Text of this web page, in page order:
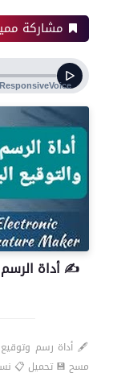
مشاركة
✍️ أداة
🖋️ أداة رسم
مسح 💾 تحميل